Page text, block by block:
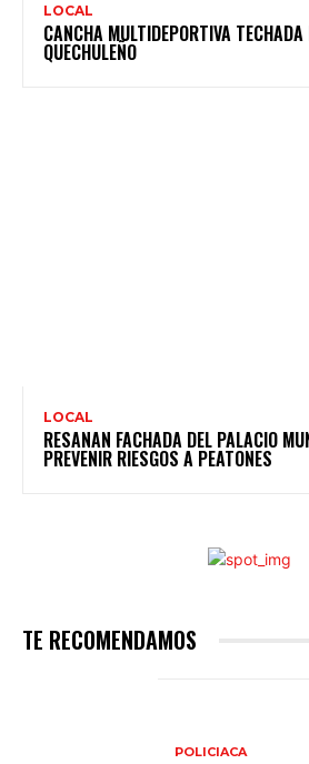
LOCAL
CANCHA MULTIDEPORTIVA
QUECHULEÑO
LOCAL
RESANAN FACHADA DEL PALACIO
PREVENIR RIESGOS A PEATONES
TE RECOMENDAMOS
POLICIACA